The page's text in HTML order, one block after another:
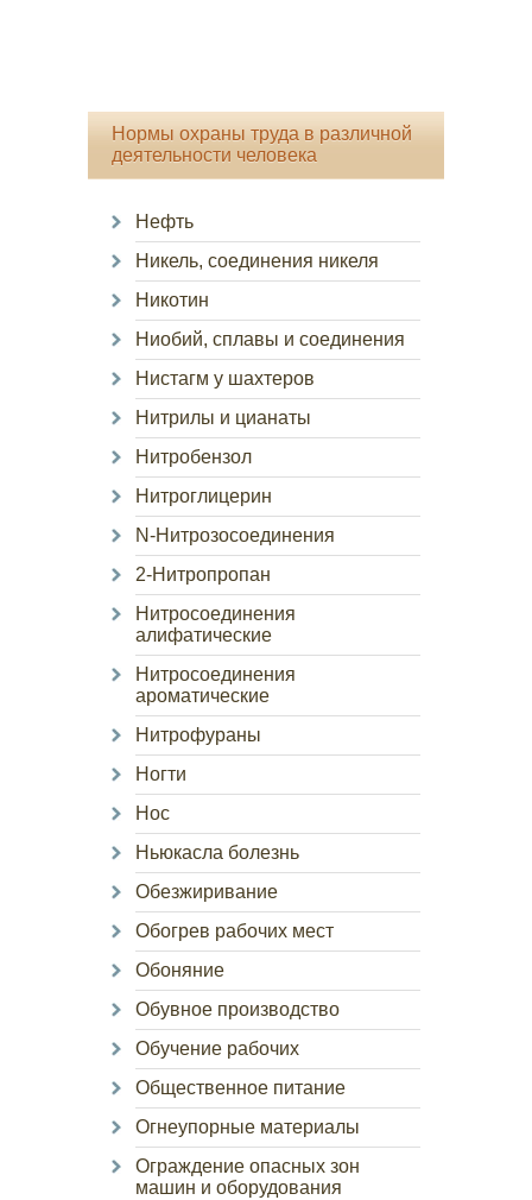
Нормы охраны труда в различной
деятельности человека
Нефть
Никель, соединения никеля
Никотин
Ниобий, сплавы и соединения
Нистагм у шахтеров
Нитрилы и цианаты
Нитробензол
Нитроглицерин
N-Нитрозосоединения
2-Нитропропан
Нитросоединения
алифатические
Нитросоединения
ароматические
Нитрофураны
Ногти
Нос
Ньюкасла болезнь
Обезжиривание
Обогрев рабочих мест
Обоняние
Обувное производство
Обучение рабочих
Общественное питание
Огнеупорные материалы
Ограждение опасных зон
машин и оборудования